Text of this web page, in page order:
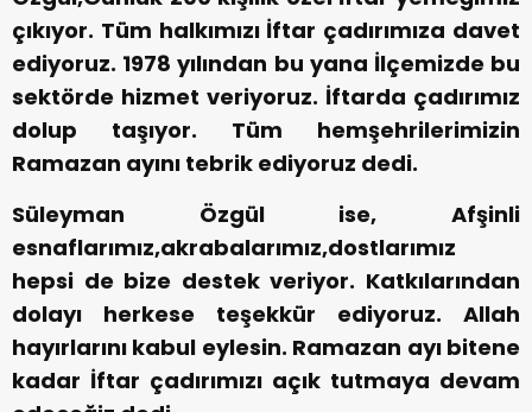
çıkıyor. Tüm halkımızı İftar çadırımıza davet
ediyoruz. 1978 yılından bu yana İlçemizde bu
sektörde hizmet veriyoruz. İftarda çadırımız
dolup taşıyor. Tüm hemşehrilerimizin
Ramazan ayını tebrik ediyoruz dedi.
Süleyman Özgül ise, Afşinli
esnaflarımız,akrabalarımız,dostlarımız
hepsi de bize destek veriyor. Katkılarından
dolayı herkese teşekkür ediyoruz. Allah
hayırlarını kabul eylesin. Ramazan ayı bitene
kadar İftar çadırımızı açık tutmaya devam